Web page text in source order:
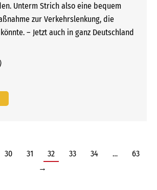
Unterm Strich also eine bequem
zur Verkehrslenkung, die
– Jetzt auch in ganz Deutschland
30 31 32 33 34 …
63
→